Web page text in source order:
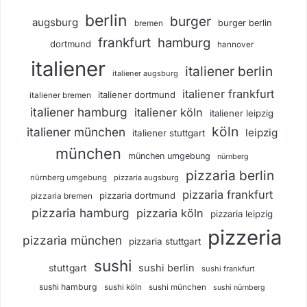
augsburg berlin bremen burger burger berlin
dortmund frankfurt hamburg hannover
italiener italiener augsburg italiener berlin
italiener bremen italiener dortmund italiener frankfurt
italiener hamburg italiener köln italiener leipzig
italiener münchen italiener stuttgart köln leipzig
münchen münchen umgebung nürnberg
nürnberg umgebung pizzaria augsburg pizzaria berlin
pizzaria bremen pizzaria dortmund pizzaria frankfurt
pizzaria hamburg pizzaria köln pizzaria leipzig
pizzaria münchen pizzaria stuttgart pizzeria
stuttgart sushi sushi berlin sushi frankfurt
sushi hamburg sushi köln sushi münchen sushi nürnberg